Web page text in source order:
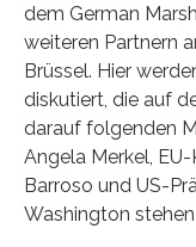
dem German
weiteren Partnern
Brüssel. Hier
diskutiert, die auf
darauf folgenden
Angela Merkel,
Barroso und US-
Washington